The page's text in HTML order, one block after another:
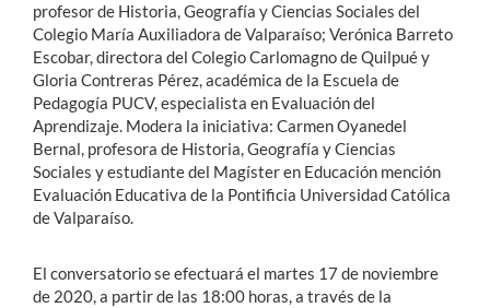
profesor de Historia, Geografía y Ciencias Sociales del
Colegio María Auxiliadora de Valparaíso; Verónica Barreto
Escobar, directora del Colegio Carlomagno de Quilpué y
Gloria Contreras Pérez, académica de la Escuela de
Pedagogía PUCV, especialista en Evaluación del
Aprendizaje. Modera la iniciativa: Carmen Oyanedel
Bernal, profesora de Historia, Geografía y Ciencias
Sociales y estudiante del Magíster en Educación mención
Evaluación Educativa de la Pontificia Universidad Católica
de Valparaíso.
El conversatorio se efectuará el martes 17 de noviembre
de 2020, a partir de las 18:00 horas, a través de la